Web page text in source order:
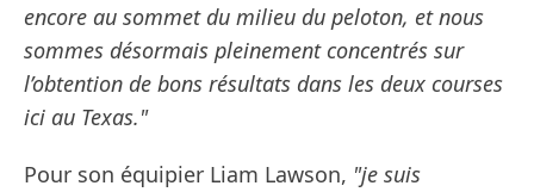
encore au sommet du milieu du peloton, et nous
sommes désormais pleinement concentrés sur
l’obtention de bons résultats dans les deux courses
ici au Texas."
Pour son équipier Liam Lawson, "je suis